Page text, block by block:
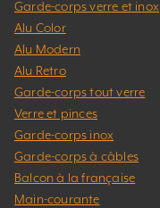
Garde-corps verre et inox
Alu Color
Alu Modern
Alu Retro
Garde-corps tout verre
Verre et pinces
Garde-corps inox
Garde-corps à câbles
Balcon à la française
Main-courante